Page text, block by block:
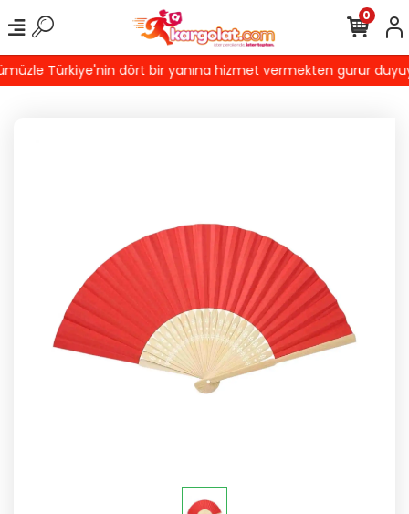
Türkiye'nin dört bir yanına hizmet vermekten gurur
0